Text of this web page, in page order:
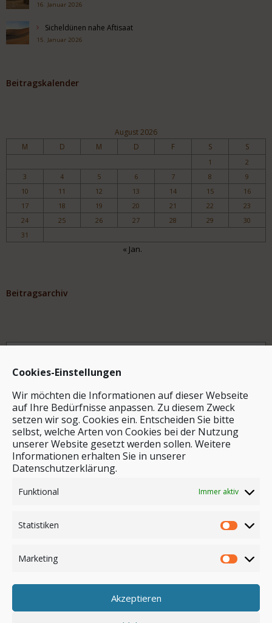
Cookies-Einstellungen
Wir möchten die Informationen auf dieser Webseite
auf Ihre Bedürfnisse anpassen. Zu diesem Zweck
setzen wir sog. Cookies ein. Entscheiden Sie bitte
selbst, welche Arten von Cookies bei der Nutzung
unserer Website gesetzt werden sollen. Weitere
Informationen erhalten Sie in unserer
Datenschutzerklärung.
Funktional Immer aktiv
Statistiken
Marketing
Akzeptieren
16. Januar 2026
Sicheldünen nahe Aftisaat
15. Januar 2026
Beitragskalender
August 2026
M D M D F S S
1
2
3
4 5 6 7 8
9
10
11 12 13 14 15
16
17
18 19 20 21 22
23
24
25 26 27 28 29
30
31
« Jan.
Beitragsarchiv
Archiv
Stichwortsuche
Anmelden